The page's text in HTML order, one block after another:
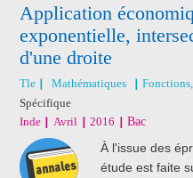
Application
exponentielle,
d'une droite
Tle Mathématiques
Spécifique
Inde
Avril 2016 Bac
À l'issue des
étude est faite